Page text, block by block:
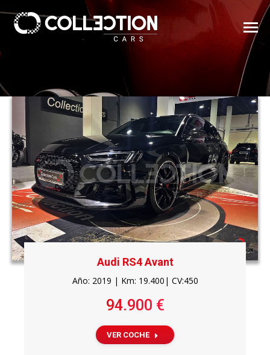
Audi RS4 Avant
Año: 2019 | Km: 19.400| CV:450
94.900 €
VER COCHE